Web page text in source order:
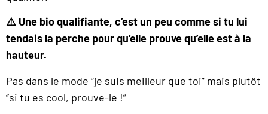
⚠️ Une bio qualifiante, c’est un peu comme si tu lui
tendais la perche pour qu’elle prouve qu’elle est à la
hauteur.
Pas dans le mode “je suis meilleur que toi” mais plutôt
“si tu es cool, prouve-le !”